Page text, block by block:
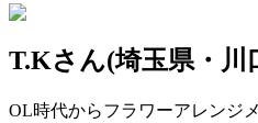
T.Kさん(埼玉県・川
OL時代からフラワーアレンジ